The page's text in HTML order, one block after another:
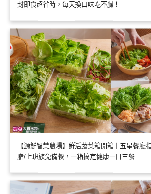
封即食超省時，每天換口味吃不膩！
【源鮮智慧農場】鮮活蔬菜箱開箱｜五星餐廳
脂/上班族免備餐，一箱搞定健康一日三餐